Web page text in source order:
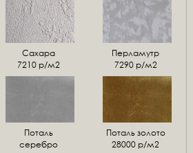
Сахара
7210 р/м2
Перламутр
7290 р/м2
Поталь
серебро
Поталь золото
28000 р/м2